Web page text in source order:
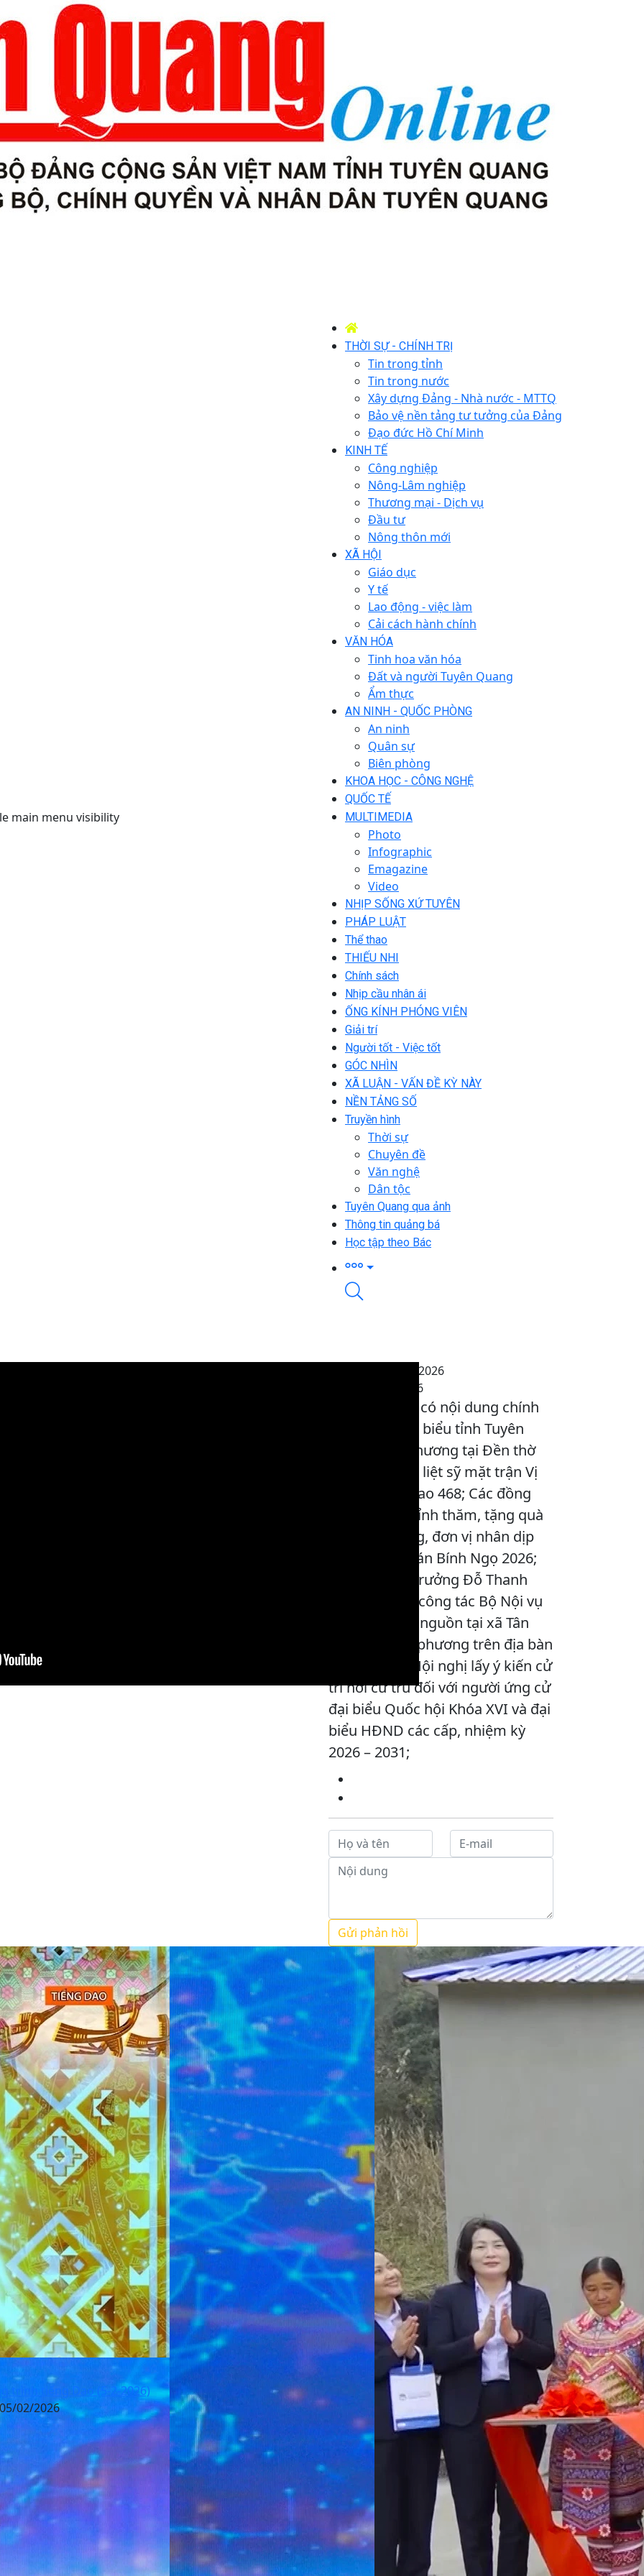
main menu visibility
THỜI SỰ - CHÍNH TRỊ
Tin trong tỉnh
Tin trong nước
Xây dựng Đảng - Nhà nước - MTTQ
Bảo vệ nền tảng tư tưởng của Đảng
Đạo đức Hồ Chí Minh
KINH TẾ
Công nghiệp
Nông-Lâm nghiệp
Thương mại - Dịch vụ
Đầu tư
Nông thôn mới
XÃ HỘI
Giáo dục
Y tế
Lao động - việc làm
Cải cách hành chính
VĂN HÓA
Tinh hoa văn hóa
Đất và người Tuyên Quang
Ẩm thực
AN NINH - QUỐC PHÒNG
An ninh
Quân sự
Biên phòng
KHOA HỌC - CÔNG NGHỆ
QUỐC TẾ
MULTIMEDIA
Photo
Infographic
Emagazine
Video
NHỊP SỐNG XỨ TUYÊN
PHÁP LUẬT
Thể thao
THIẾU NHI
Chính sách
Nhịp cầu nhân ái
ỐNG KÍNH PHÓNG VIÊN
Giải trí
Người tốt - Việc tốt
GÓC NHÌN
XÃ LUẬN - VẤN ĐỀ KỲ NÀY
NỀN TẢNG SỐ
Truyền hình
Thời sự
Chuyên đề
Văn nghệ
Dân tộc
Tuyên Quang qua ảnh
Thông tin quảng bá
Học tập theo Bác
Thời sự trưa 5-2-2026
15:25, 05/02/2026
Chương trình có nội dung chính
sau: Đoàn đại biểu tỉnh Tuyên
Quang dâng hương tại Đền thờ
các Anh hùng liệt sỹ mặt trận Vị
Xuyên điểm cao 468; Các đồng
chí lãnh đạo tỉnh thăm, tặng quà
tại địa phương, đơn vị nhân dịp
Tết Nguyên đán Bính Ngọ 2026;
Đồng chí Bộ trưởng Đỗ Thanh
Bình và đoàn công tác Bộ Nội vụ
hành trình về nguồn tại xã Tân
Trào; Các địa phương trên địa bàn
tỉnh tổ chức Hội nghị lấy ý kiến cử
tri nơi cư trú đối với người ứng cử
đại biểu Quốc hội Khóa XVI và đại
biểu HĐND các cấp, nhiệm kỳ
2026 – 2031;
Gửi phản hồi
trình tiếng Dao (5-2-2026)
02/2026